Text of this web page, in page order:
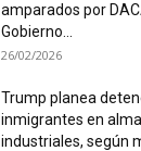
amparados por
Gobierno...
26/02/2026
Trump planea
inmigrantes en
industriales, según